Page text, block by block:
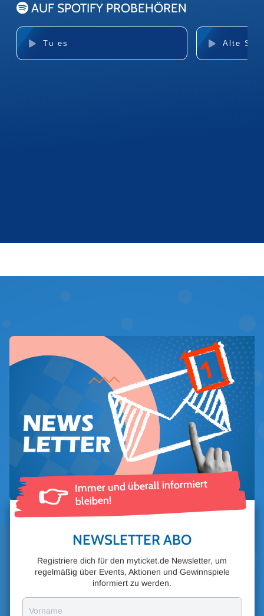
AUF SPOTIFY PROBEHÖREN
Tu es Alte
👉 Immer und überall informiert
bleiben!
NEWSLETTER ABO
Registriere dich für den myticket.de Newsletter, um
regelmäßig über Events, Aktionen und Gewinnspiele
informiert zu werden.
Vorname